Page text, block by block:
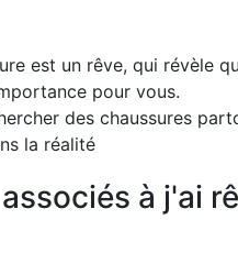
est un rêve, qui révèle
pour vous.
des chaussures
la réalité
à j'ai